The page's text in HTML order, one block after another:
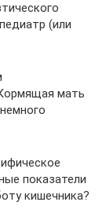
(или
мать
показатели
кишечника?